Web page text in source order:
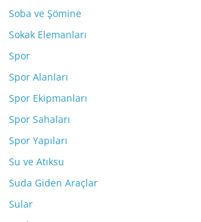
Soba ve Şömine
Sokak Elemanları
Spor
Spor Alanları
Spor Ekipmanları
Spor Sahaları
Spor Yapıları
Su ve Atıksu
Suda Giden Araçlar
Sular